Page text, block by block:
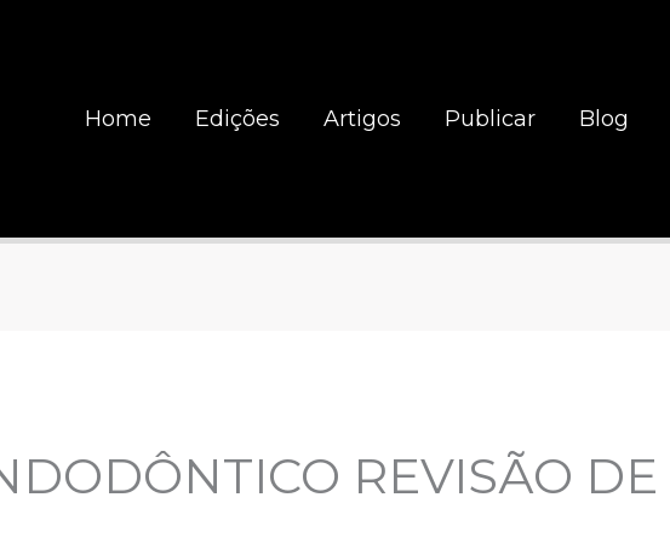
Home Edições Artigos Publicar Blog
REVISÃO DE